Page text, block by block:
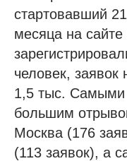
стартовавший
месяца на сайте
человек, заявок
1,5 тыс. Самыми
большим
Москва (176
(113 заявок), а